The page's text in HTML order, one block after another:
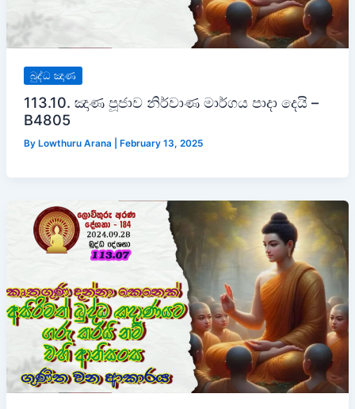
බුද්ධ ඤාණ
113.10. ඤාණ පූජාව නිර්වාණ මාර්ගය පාදා දෙයි –
B4805
By Lowthuru Arana February 13, 2025